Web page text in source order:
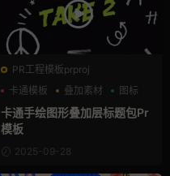
PR工程模板prproj
卡通模板
叠加素材 图标
卡通手绘图形叠加层标题包Pr
模板
2025-09-28